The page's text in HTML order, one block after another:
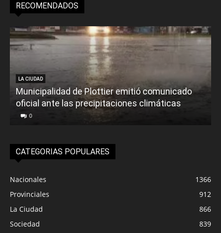
RECOMENDADOS
LA CIUDAD
Municipalidad de Plottier emitió comunicado
oficial ante las precipitaciones climáticas
0
CATEGORIAS POPULARES
Nacionales
1366
Provinciales
912
La Ciudad
866
Sociedad
839